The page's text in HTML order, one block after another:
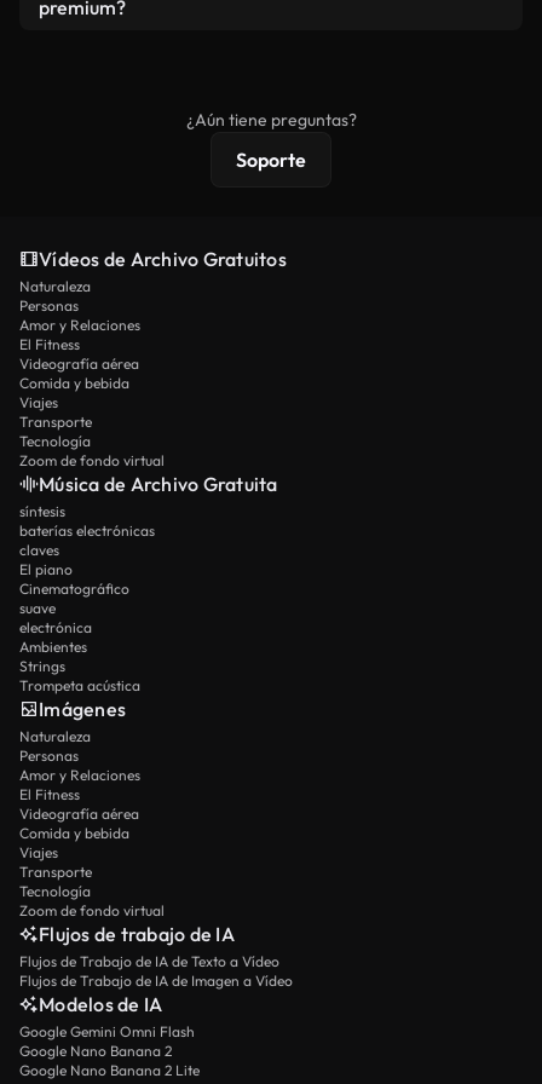
premium?
protecciones de licencia extendidas.
¿Aún tiene preguntas?
Soporte
Vídeos de Archivo Gratuitos
Naturaleza
Personas
Amor y Relaciones
El Fitness
Videografía aérea
Comida y bebida
Viajes
Transporte
Tecnología
Zoom de fondo virtual
Música de Archivo Gratuita
síntesis
baterías electrónicas
claves
El piano
Cinematográfico
suave
electrónica
Ambientes
Strings
Trompeta acústica
Imágenes
Naturaleza
Personas
Amor y Relaciones
El Fitness
Videografía aérea
Comida y bebida
Viajes
Transporte
Tecnología
Zoom de fondo virtual
Flujos de trabajo de IA
Flujos de Trabajo de IA de Texto a Vídeo
Flujos de Trabajo de IA de Imagen a Vídeo
Modelos de IA
Google Gemini Omni Flash
Google Nano Banana 2
Google Nano Banana 2 Lite